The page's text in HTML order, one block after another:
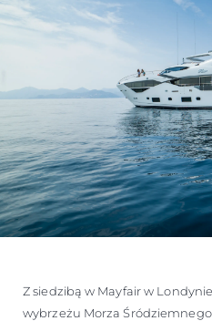
Z siedzibą w Mayfair w
wybrzeżu Morza